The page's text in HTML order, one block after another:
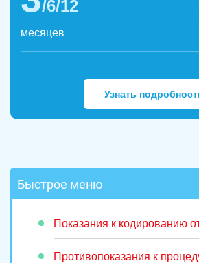
/6/12
месяцев
Узнать
Быстрое меню
Показания к кодированию
Противопоказания к